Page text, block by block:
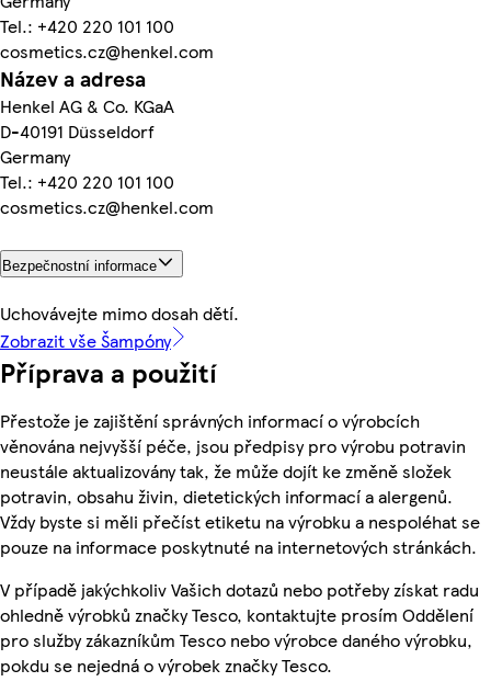
Tel.: +420 220 101 100
cosmetics.cz@henkel.com
Název a adresa
Henkel AG & Co. KGaA
D-40191 Düsseldorf
Germany
Tel.: +420 220 101 100
cosmetics.cz@henkel.com
Bezpečnostní informace
Uchovávejte mimo dosah dětí.
Zobrazit vše Šampóny
Příprava a použití
Přestože je zajištění správných informací o výrobcích
věnována nejvyšší péče, jsou předpisy pro výrobu potravin
neustále aktualizovány tak, že může dojít ke změně složek
potravin, obsahu živin, dietetických informací a alergenů.
Vždy byste si měli přečíst etiketu na výrobku a nespoléhat se
pouze na informace poskytnuté na internetových stránkách.
V případě jakýchkoliv Vašich dotazů nebo potřeby získat radu
ohledně výrobků značky Tesco, kontaktujte prosím Oddělení
pro služby zákazníkům Tesco nebo výrobce daného výrobku,
pokdu se nejedná o výrobek značky Tesco.